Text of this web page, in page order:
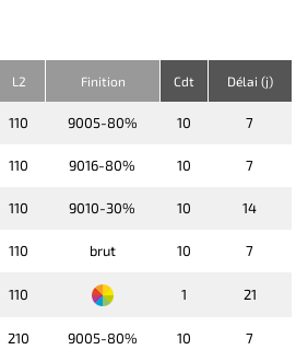
L2 Finition Cdt Délai (j)
110 9005-80% 10 7
110 9016-80% 10 7
110 9010-30% 10 14
110 brut 10 7
110 1 21
210 9005-80% 10 7